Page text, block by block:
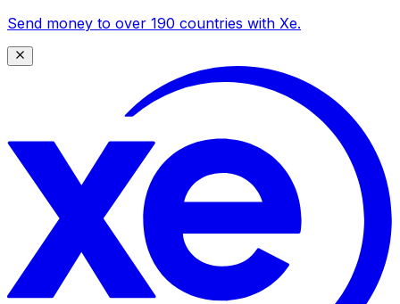
Send money to over 190 countries with Xe.